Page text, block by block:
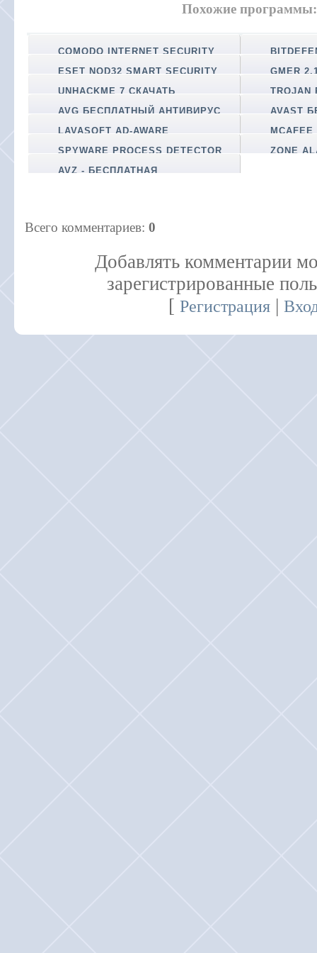
Похожие программы:
COMODO INTERNET SECURITY
ESET NOD32 SMART SECURITY
GMER
UNHACKME 7 СКАЧАТЬ
TROJAN
AVG БЕСПЛАТНЫЙ АНТИВИРУС
AVAST
LAVASOFT AD-AWARE
SPYWARE PROCESS DETECTOR
ZONE
AVZ - БЕСПЛАТНАЯ
Всего комментариев: 0
Добавлять комментарии
зарегистрированные
[Регистрация |